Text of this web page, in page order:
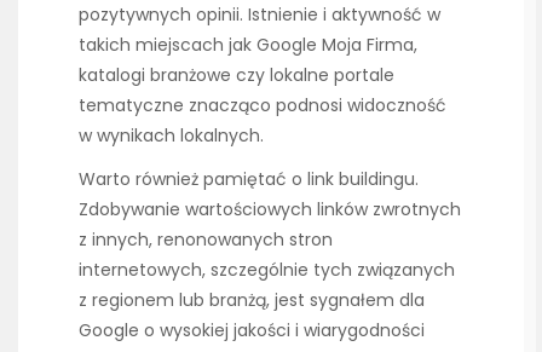
pozytywnych opinii. Istnienie i aktywność w
takich miejscach jak Google Moja Firma,
katalogi branżowe czy lokalne portale
tematyczne znacząco podnosi widoczność
w wynikach lokalnych.
Warto również pamiętać o link buildingu.
Zdobywanie wartościowych linków zwrotnych
z innych, renonowanych stron
internetowych, szczególnie tych związanych
z regionem lub branżą, jest sygnałem dla
Google o wysokiej jakości i wiarygodności